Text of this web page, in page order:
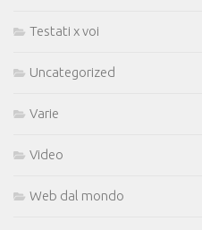
Testati x voi
Uncategorized
Varie
Video
Web dal mondo